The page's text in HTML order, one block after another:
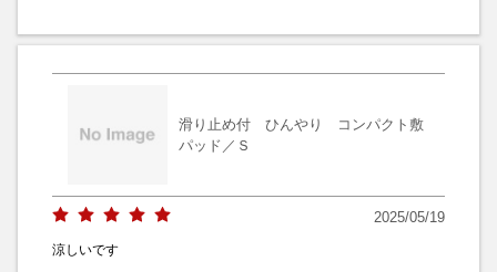
滑り止め付 ひんやり コンパクト敷
パッド／Ｓ
2025/05/19
涼しいです